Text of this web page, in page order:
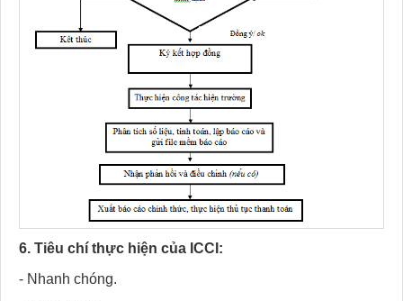
6. Tiêu chí thực hiện của ICCI:
- Nhanh chóng.